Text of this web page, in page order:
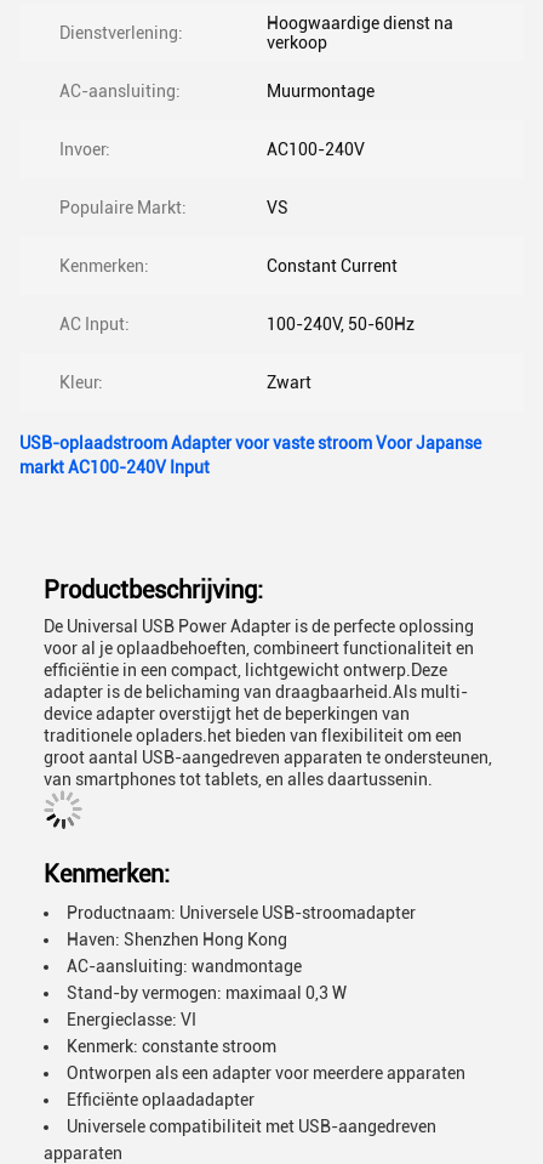
Dienstverlening:
Hoogwaardige dienst na
verkoop
AC-aansluiting: Muurmontage
Invoer: AC100-240V
Populaire Markt: VS
Kenmerken: Constant Current
AC Input: 100-240V, 50-60Hz
Kleur: Zwart
USB-oplaadstroom Adapter voor vaste stroom Voor Japanse
markt AC100-240V Input
Productbeschrijving:
De Universal USB Power Adapter is de perfecte oplossing
voor al je oplaadbehoeften, combineert functionaliteit en
efficiëntie in een compact, lichtgewicht ontwerp.Deze
adapter is de belichaming van draagbaarheid.Als multi-
device adapter overstijgt het de beperkingen van
traditionele opladers.het bieden van flexibiliteit om een
groot aantal USB-aangedreven apparaten te ondersteunen,
van smartphones tot tablets, en alles daartussenin.
Kenmerken:
Productnaam: Universele USB-stroomadapter
Haven: Shenzhen Hong Kong
AC-aansluiting: wandmontage
Stand-by vermogen: maximaal 0,3 W
Energieclasse: VI
Kenmerk: constante stroom
Ontworpen als een adapter voor meerdere apparaten
Efficiënte oplaadadapter
Universele compatibiliteit met USB-aangedreven
apparaten